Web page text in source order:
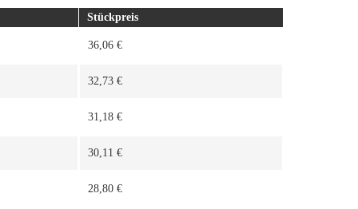
Stückpreis
36,06 €
32,73 €
31,18 €
30,11 €
28,80 €